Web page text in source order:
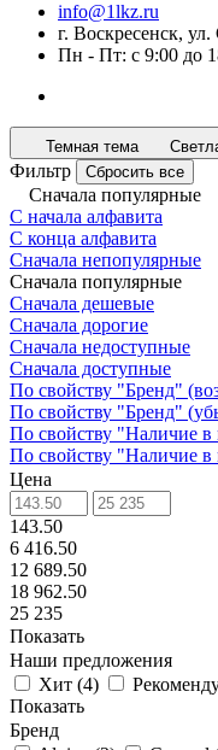
info@1lkz.ru
г. Воскресенск, ул.
Пн - Пт: с 9:00 до
Темная тема
Фильтр Сбросить все
Сначала популярные
С начала алфавита
С конца алфавита
Сначала непопулярные
Сначала популярные
Сначала дешевые
Сначала дорогие
Сначала недоступные
Сначала доступные
По свойству "Бренд"
По свойству "Бренд"
По свойству "Наличие в
По свойству "Наличие в
Цена
143.50
6 416.50
12 689.50
18 962.50
25 235
Показать
Наши предложения
Хит (4)
Показать
Бренд